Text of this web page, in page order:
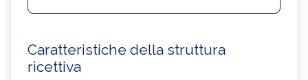
Caratteristiche della struttura
ricettiva